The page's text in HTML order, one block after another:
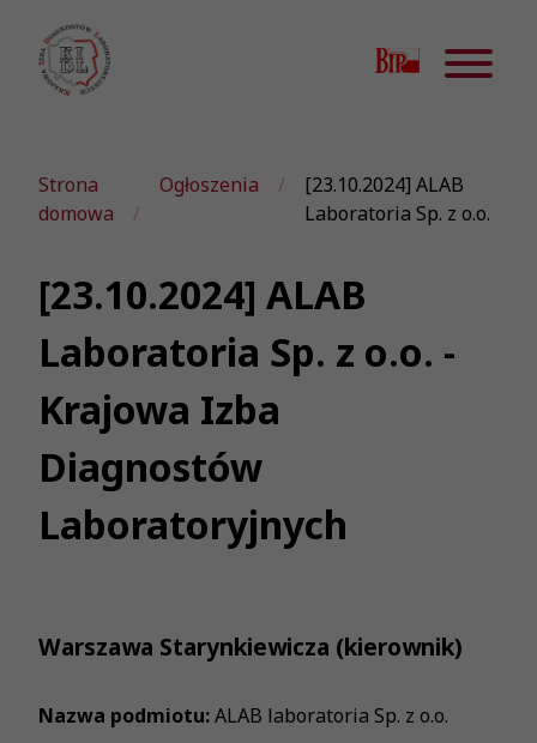
Strona
domowa
Ogłoszenia
[23.10.2024] ALAB
Laboratoria Sp. z o.o.
[23.10.2024] ALAB
Laboratoria Sp. z o.o. -
Krajowa Izba
Diagnostów
Laboratoryjnych
Warszawa Starynkiewicza (kierownik)
Nazwa podmiotu:ALAB laboratoria Sp. z o.o.